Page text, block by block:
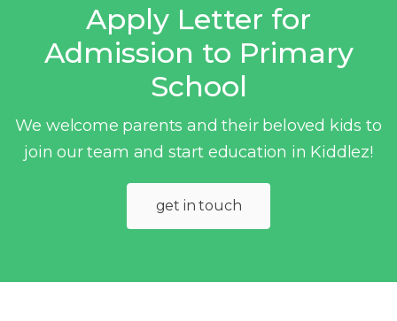
Apply Letter for
Admission to Primary
School
We welcome parents and their beloved kids to
join our team and start education in Kiddlez!
get in touch